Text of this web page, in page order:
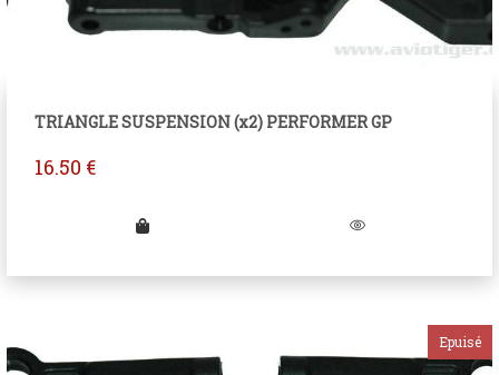
TRIANGLE SUSPENSION (x2) PERFORMER GP
16.50 €